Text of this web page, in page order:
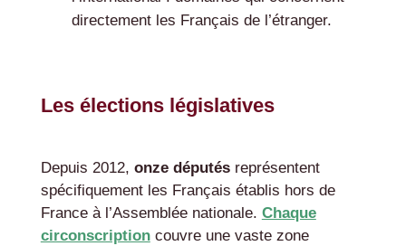
directement les Français de l’étranger.
Les élections législatives
Depuis 2012, onze députésreprésentent
spécifiquement les Français établis hors de
France à l’Assemblée nationale. Chaque
circonscriptioncouvre une vaste zone